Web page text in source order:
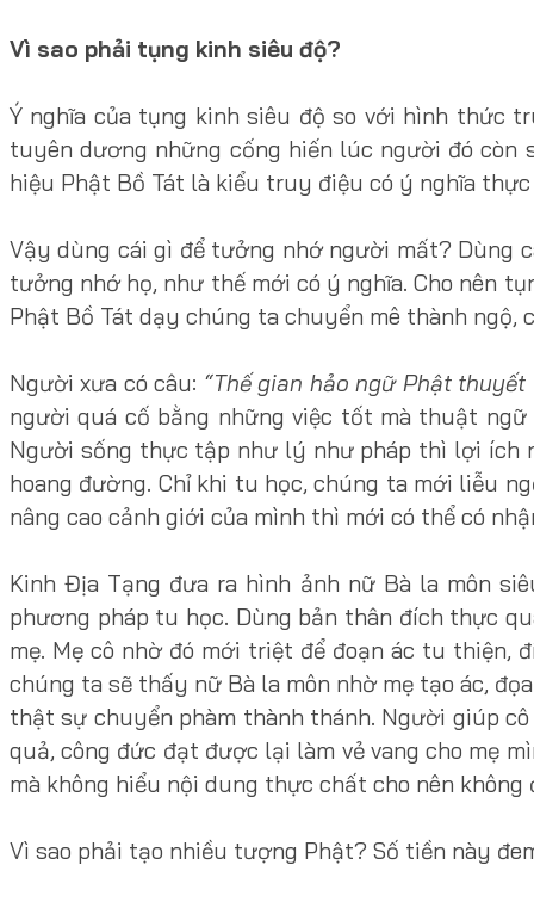
Vì sao phải tụng kinh siêu độ?
Ý nghĩa của tụng kinh siêu độ so với hình thức
tuyên dương những cống hiến lúc người đó còn
hiệu Phật Bồ Tát là kiểu truy điệu có ý nghĩa
Vậy dùng cái gì để tưởng nhớ người mất? Dùng
tưởng nhớ họ, như thế mới có ý nghĩa. Cho nên
Phật Bồ Tát dạy chúng ta chuyển mê thành
Người xưa có câu: “Thế gian hảo ngữ Phật thuyết
người quá cố bằng những việc tốt mà thuật
Người sống thực tập như lý như pháp thì lợi ích
hoang đường. Chỉ khi tu học, chúng ta mới liễu
nâng cao cảnh giới của mình thì mới có thể có
Kinh Địa Tạng đưa ra hình ảnh nữ Bà la môn
phương pháp tu học. Dùng bản thân đích thực
mẹ. Mẹ cô nhờ đó mới triệt để đoạn ác tu thiện,
chúng ta sẽ thấy nữ Bà la môn nhờ mẹ tạo ác,
thật sự chuyển phàm thành thánh. Người giúp
quả, công đức đạt được lại làm vẻ vang cho mẹ
mà không hiểu nội dung thực chất cho nên
Vì sao phải tạo nhiều tượng Phật? Số tiền này